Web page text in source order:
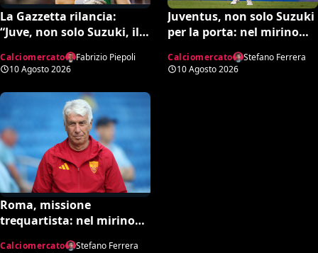
La Gazzetta rilancia:
“Juve, non solo Suzuki, il
dal Real Madrid. Avviati
contatti per Lunin”
Calciomercato
Fabrizio Piepoli
10 Agosto 2026
Juventus, non solo Suzuki
per la porta: nel mirino
Calciomercato
Stefano Ferrera
10 Agosto 2026
Roma, missione
trequartista: nel mirino
Calciomercato
Stefano Ferrera